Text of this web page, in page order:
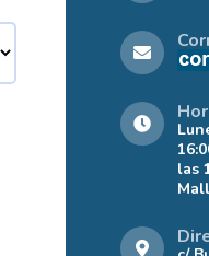
las